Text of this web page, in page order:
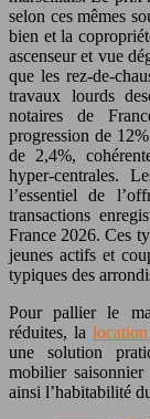
selon ces mêmes
bien et la
ascenseur et vue
que les rez-de-
travaux lourds
notaires de
progression de
de 2,4%,
hyper-centrales.
l’essentiel de
transactions
France 2026. Ces
jeunes actifs et
typiques des
Pour pallier le
réduites, la
une solution
mobilier
ainsi l’habitabilité